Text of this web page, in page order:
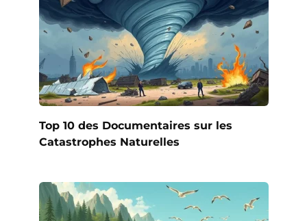
Top 10 des Documentaires sur les
Catastrophes Naturelles